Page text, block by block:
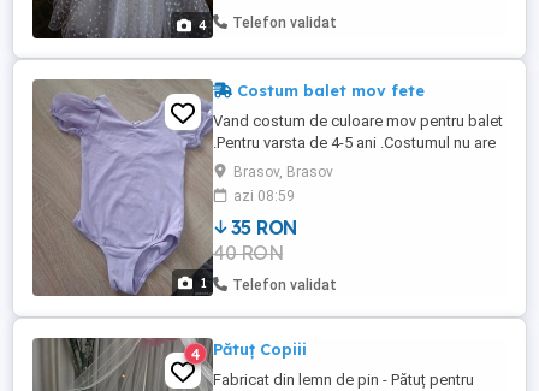
4
eimpreuna cu bolerou .ROCHITA ESTE
Telefon validat
1
Costum balet mov fete
Vand costum de culoare mov pentru balet
.Pentru varsta de 4-5 ani .Costumul nu are
defecteBrasov, Brasov
azi 08:59
35 RON
40 RON
Telefon validat
4 Pătuț Copiii
Fabricat din lemn de pin - Pătuț pentru